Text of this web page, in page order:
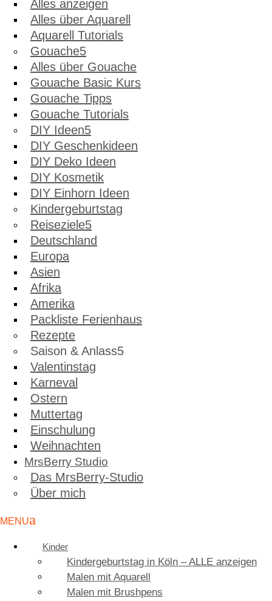
Alles anzeigen
Alles über Aquarell
Aquarell Tutorials
Gouache
Alles über Gouache
Gouache Basic Kurs
Gouache Tipps
Gouache Tutorials
DIY Ideen
DIY Geschenkideen
DIY Deko Ideen
DIY Kosmetik
DIY Einhorn Ideen
Kindergeburtstag
Reiseziele
Deutschland
Europa
Asien
Afrika
Amerika
Packliste Ferienhaus
Rezepte
Saison & Anlass
Valentinstag
Karneval
Ostern
Muttertag
Einschulung
Weihnachten
MrsBerry Studio
Das MrsBerry-Studio
Über mich
Kinder
Kindergeburtstag in Köln – ALLE anzeigen
Malen mit Aquarell
Malen mit Brushpens